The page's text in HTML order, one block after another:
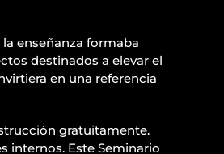
enseñanza formaba
destinados a elevar el
en una referencia
gratuitamente.
internos. Este Seminario